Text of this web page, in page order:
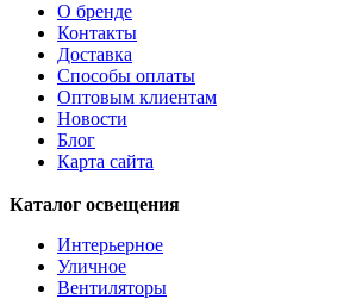
О бренде
Контакты
Доставка
Способы оплаты
Оптовым клиентам
Новости
Блог
Карта сайта
Каталог освещения
Интерьерное
Уличное
Вентиляторы